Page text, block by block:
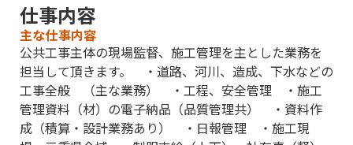
仕事内容
主な仕事内容
公共工事主体の現場監督、施工管理を主とした業務を
担当して頂きます。 ・道路、河川、造成、下水などの
工事全般 （主な業務） ・工程、安全管理 ・施工
管理資料（材）の電子納品（品質管理共） ・資料作
成（積算・設計業務あり） ・日報管理 ・施工現